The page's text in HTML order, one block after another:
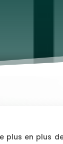
plus en plus